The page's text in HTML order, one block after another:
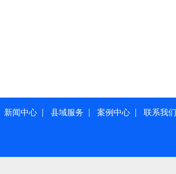
新闻中心 | 县域服务 | 案例中心 | 联系我们